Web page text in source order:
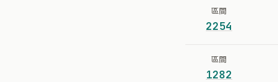
區間
2254
區間
1282